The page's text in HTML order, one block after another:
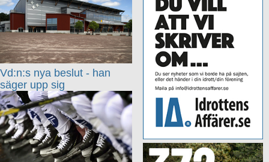
Vd:n:s nya beslut - han
säger upp sig